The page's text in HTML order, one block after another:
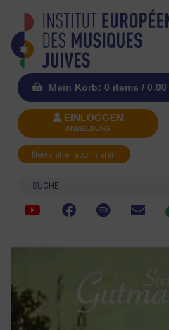
Mein Korb: 0 items / 0.00
EINLOGGEN
ANMELDUNG
Newsletter abonnieren
Suche